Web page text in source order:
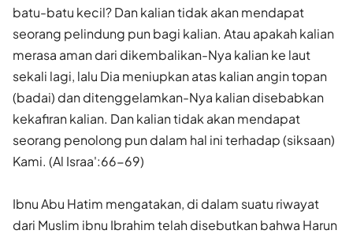
batu-batu kecil? Dan kalian tidak akan mendapat
seorang pelindung pun bagi kalian. Atau apakah kalian
merasa aman dari dikembalikan-Nya kalian ke laut
sekali lagi, lalu Dia meniupkan atas kalian angin topan
(badai) dan ditenggelamkan-Nya kalian disebabkan
kekafiran kalian. Dan kalian tidak akan mendapat
seorang penolong pun dalam hal ini terhadap (siksaan)
Kami. (Al Israa':66-69)
Ibnu Abu Hatim mengatakan, di dalam suatu riwayat
dari Muslim ibnu Ibrahim telah disebutkan bahwa Harun